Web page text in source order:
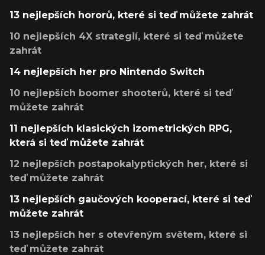
13 nejlepších hororů, které si teď můžete zahrát
10 nejlepších 4X strategií, které si teď můžete
zahrát
14 nejlepších her pro Nintendo Switch
10 nejlepších boomer shooterů, které si teď
můžete zahrát
11 nejlepších klasických izometrických RPG,
která si teď můžete zahrát
12 nejlepších postapokalyptických her, které si
teď můžete zahrát
13 nejlepších gaučových kooperací, které si teď
můžete zahrát
13 nejlepších her s otevřeným světem, které si
teď můžete zahrát